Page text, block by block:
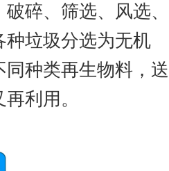
碎、筛选、风选、
种垃圾分选为无机
种类再生物料，送
利用。